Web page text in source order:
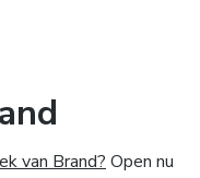
van Brand? Open nu